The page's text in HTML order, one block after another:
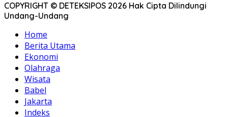
COPYRIGHT © DETEKSIPOS 2026 Hak Cipta Dilindungi
Undang-Undang
Home
Berita Utama
Ekonomi
Olahraga
Wisata
Babel
Jakarta
Indeks